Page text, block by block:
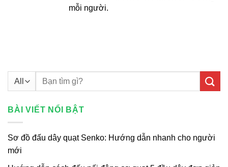
mỗi người.
Tìm
BÀI VIẾT NỔI BẬT
Sơ đồ đấu dây quạt Senko: Hướng dẫn nhanh cho người
mới